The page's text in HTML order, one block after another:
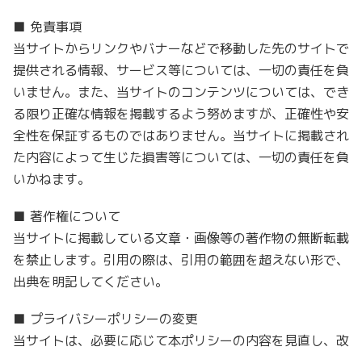
■ 免責事項
当サイトからリンクやバナーなどで移動した先のサイトで
提供される情報、サービス等については、一切の責任を負
いません。また、当サイトのコンテンツについては、でき
る限り正確な情報を掲載するよう努めますが、正確性や安
全性を保証するものではありません。当サイトに掲載され
た内容によって生じた損害等については、一切の責任を負
いかねます。
■ 著作権について
当サイトに掲載している文章・画像等の著作物の無断転載
を禁止します。引用の際は、引用の範囲を超えない形で、
出典を明記してください。
■ プライバシーポリシーの変更
当サイトは、必要に応じて本ポリシーの内容を見直し、改